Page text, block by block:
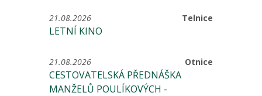
Telnice
21.08.2026
LETNÍ KINO
Otnice
21.08.2026
CESTOVATELSKÁ PŘEDNÁŠKA
MANŽELŮ POULÍKOVÝCH -